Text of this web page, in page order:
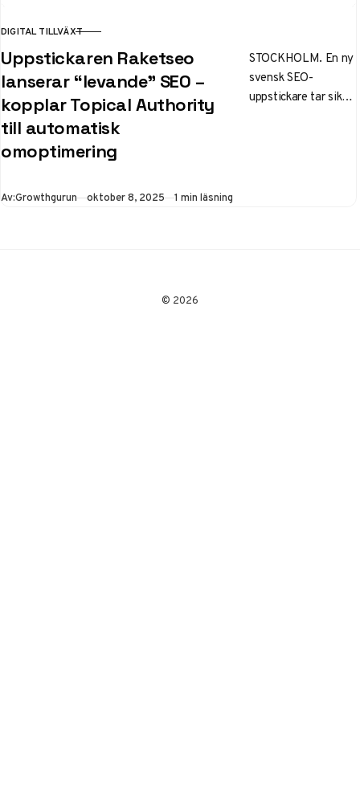
KATEGORI
DIGITAL TILLVÄXT
Uppstickaren Raketseo
lanserar “levande” SEO –
kopplar Topical Authority
till automatisk
omoptimering
STOCKHOLM. En ny
svensk SEO-
uppstickare tar sikte
Av:Growthgurun Publicerad
oktober 8, 2025 1 min läsning
© 2026